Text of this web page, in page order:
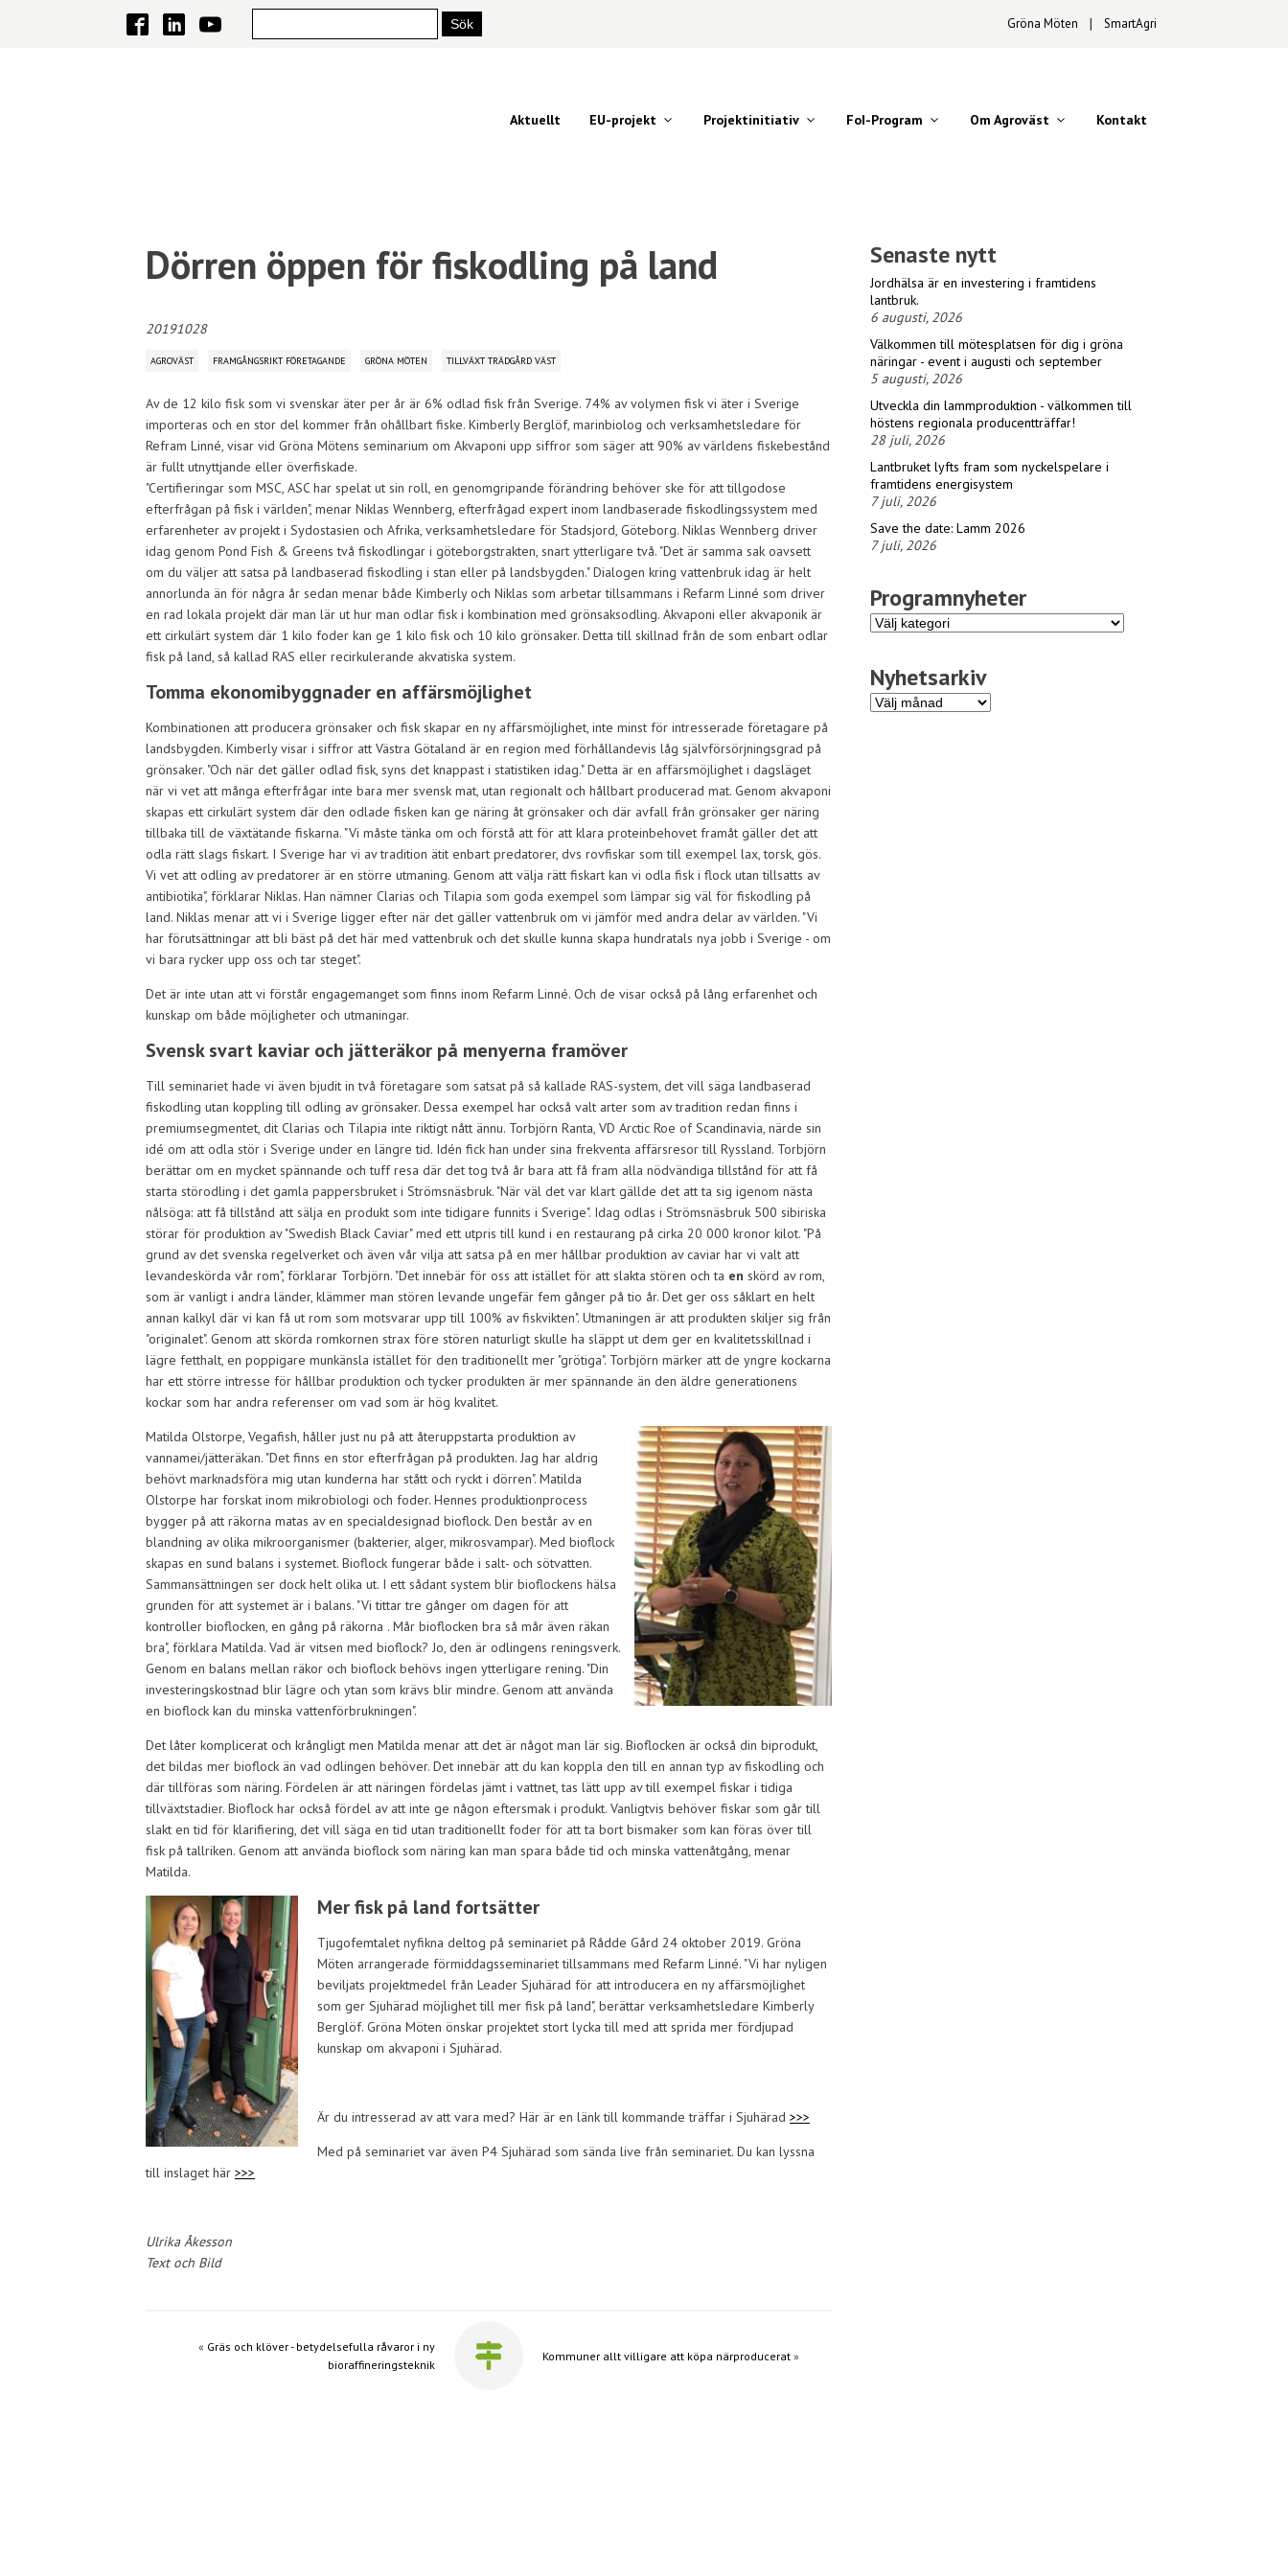
Gröna Möten ∣ SmartAgri
Aktuellt EU-projekt Projektinitiativ FoI-Program Om Agroväst Kontakt
Dörren öppen för fiskodling på land
20191028
AGROVÄST FRAMGÅNGSRIKT FÖRETAGANDE GRÖNA MÖTEN TILLVÄXT TRÄDGÅRD VÄST
Av de 12 kilo fisk som vi svenskar äter per år är 6% odlad fisk från Sverige. 74% av volymen fisk vi äter i Sverige
importeras och en stor del kommer från ohållbart fiske. Kimberly Berglöf, marinbiolog och verksamhetsledare för
Refram Linné, visar vid Gröna Mötens seminarium om Akvaponi upp siffror som säger att 90% av världens fiskebestånd
är fullt utnyttjande eller överfiskade.
"Certifieringar som MSC, ASC har spelat ut sin roll, en genomgripande förändring behöver ske för att tillgodose
efterfrågan på fisk i världen", menar Niklas Wennberg, efterfrågad expert inom landbaserade fiskodlingssystem med
erfarenheter av projekt i Sydostasien och Afrika, verksamhetsledare för Stadsjord, Göteborg. Niklas Wennberg driver
idag genom Pond Fish & Greens två fiskodlingar i göteborgstrakten, snart ytterligare två. "Det är samma sak oavsett
om du väljer att satsa på landbaserad fiskodling i stan eller på landsbygden." Dialogen kring vattenbruk idag är helt
annorlunda än för några år sedan menar både Kimberly och Niklas som arbetar tillsammans i Refarm Linné som driver
en rad lokala projekt där man lär ut hur man odlar fisk i kombination med grönsaksodling. Akvaponi eller akvaponik är
ett cirkulärt system där 1 kilo foder kan ge 1 kilo fisk och 10 kilo grönsaker. Detta till skillnad från de som enbart odlar
fisk på land, så kallad RAS eller recirkulerande akvatiska system.
Tomma ekonomibyggnader en affärsmöjlighet
Kombinationen att producera grönsaker och fisk skapar en ny affärsmöjlighet, inte minst för intresserade företagare på
landsbygden. Kimberly visar i siffror att Västra Götaland är en region med förhållandevis låg självförsörjningsgrad på
grönsaker. "Och när det gäller odlad fisk, syns det knappast i statistiken idag." Detta är en affärsmöjlighet i dagsläget
när vi vet att många efterfrågar inte bara mer svensk mat, utan regionalt och hållbart producerad mat. Genom akvaponi
skapas ett cirkulärt system där den odlade fisken kan ge näring åt grönsaker och där avfall från grönsaker ger näring
tillbaka till de växtätande fiskarna. "Vi måste tänka om och förstå att för att klara proteinbehovet framåt gäller det att
odla rätt slags fiskart. I Sverige har vi av tradition ätit enbart predatorer, dvs rovfiskar som till exempel lax, torsk, gös.
Vi vet att odling av predatorer är en större utmaning. Genom att välja rätt fiskart kan vi odla fisk i flock utan tillsatts av
antibiotika", förklarar Niklas. Han nämner Clarias och Tilapia som goda exempel som lämpar sig väl för fiskodling på
land. Niklas menar att vi i Sverige ligger efter när det gäller vattenbruk om vi jämför med andra delar av världen. "Vi
har förutsättningar att bli bäst på det här med vattenbruk och det skulle kunna skapa hundratals nya jobb i Sverige - om
vi bara rycker upp oss och tar steget".
Det är inte utan att vi förstår engagemanget som finns inom Refarm Linné. Och de visar också på lång erfarenhet och
kunskap om både möjligheter och utmaningar.
Svensk svart kaviar och jätteräkor på menyerna framöver
Till seminariet hade vi även bjudit in två företagare som satsat på så kallade RAS-system, det vill säga landbaserad
fiskodling utan koppling till odling av grönsaker. Dessa exempel har också valt arter som av tradition redan finns i
premiumsegmentet, dit Clarias och Tilapia inte riktigt nått ännu. Torbjörn Ranta, VD Arctic Roe of Scandinavia, närde sin
idé om att odla stör i Sverige under en längre tid. Idén fick han under sina frekventa affärsresor till Ryssland. Torbjörn
berättar om en mycket spännande och tuff resa där det tog två år bara att få fram alla nödvändiga tillstånd för att få
starta störodling i det gamla pappersbruket i Strömsnäsbruk. "När väl det var klart gällde det att ta sig igenom nästa
nålsöga: att få tillstånd att sälja en produkt som inte tidigare funnits i Sverige". Idag odlas i Strömsnäsbruk 500 sibiriska
störar för produktion av "Swedish Black Caviar" med ett utpris till kund i en restaurang på cirka 20 000 kronor kilot. "På
grund av det svenska regelverket och även vår vilja att satsa på en mer hållbar produktion av caviar har vi valt att
levandeskörda vår rom", förklarar Torbjörn. "Det innebär för oss att istället för att slakta stören och ta en skörd av rom,
som är vanligt i andra länder, klämmer man stören levande ungefär fem gånger på tio år. Det ger oss såklart en helt
annan kalkyl där vi kan få ut rom som motsvarar upp till 100% av fiskvikten". Utmaningen är att produkten skiljer sig från
"originalet". Genom att skörda romkornen strax före stören naturligt skulle ha släppt ut dem ger en kvalitetsskillnad i
lägre fetthalt, en poppigare munkänsla istället för den traditionellt mer "grötiga". Torbjörn märker att de yngre kockarna
har ett större intresse för hållbar produktion och tycker produkten är mer spännande än den äldre generationens
kockar som har andra referenser om vad som är hög kvalitet.
Matilda Olstorpe, Vegafish, håller just nu på att återuppstarta produktion av
vannamei/jätteräkan. "Det finns en stor efterfrågan på produkten. Jag har aldrig
behövt marknadsföra mig utan kunderna har stått och ryckt i dörren". Matilda
Olstorpe har forskat inom mikrobiologi och foder. Hennes produktionprocess
bygger på att räkorna matas av en specialdesignad bioflock. Den består av en
blandning av olika mikroorganismer (bakterier, alger, mikrosvampar). Med bioflock
skapas en sund balans i systemet. Bioflock fungerar både i salt- och sötvatten.
Sammansättningen ser dock helt olika ut. I ett sådant system blir bioflockens hälsa
grunden för att systemet är i balans. "Vi tittar tre gånger om dagen för att
kontroller bioflocken, en gång på räkorna . Mår bioflocken bra så mår även räkan
bra", förklara Matilda. Vad är vitsen med bioflock? Jo, den är odlingens reningsverk.
Genom en balans mellan räkor och bioflock behövs ingen ytterligare rening. "Din
investeringskostnad blir lägre och ytan som krävs blir mindre. Genom att använda
en bioflock kan du minska vattenförbrukningen".
Det låter komplicerat och krångligt men Matilda menar att det är något man lär sig. Bioflocken är också din biprodukt,
det bildas mer bioflock än vad odlingen behöver. Det innebär att du kan koppla den till en annan typ av fiskodling och
där tillföras som näring. Fördelen är att näringen fördelas jämt i vattnet, tas lätt upp av till exempel fiskar i tidiga
tillväxtstadier. Bioflock har också fördel av att inte ge någon eftersmak i produkt. Vanligtvis behöver fiskar som går till
slakt en tid för klarifiering, det vill säga en tid utan traditionellt foder för att ta bort bismaker som kan föras över till
fisk på tallriken. Genom att använda bioflock som näring kan man spara både tid och minska vattenåtgång, menar
Matilda.
Mer fisk på land fortsätter
Tjugofemtalet nyfikna deltog på seminariet på Rådde Gård 24 oktober 2019. Gröna
Möten arrangerade förmiddagsseminariet tillsammans med Refarm Linné. "Vi har nyligen
beviljats projektmedel från Leader Sjuhärad för att introducera en ny affärsmöjlighet
som ger Sjuhärad möjlighet till mer fisk på land", berättar verksamhetsledare Kimberly
Berglöf. Gröna Möten önskar projektet stort lycka till med att sprida mer fördjupad
kunskap om akvaponi i Sjuhärad.
Är du intresserad av att vara med? Här är en länk till kommande träffar i Sjuhärad >>>
Med på seminariet var även P4 Sjuhärad som sända live från seminariet. Du kan lyssna
till inslaget här >>>
Ulrika Åkesson
Text och Bild
« Gräs och klöver - betydelsefulla råvaror i ny
bioraffineringsteknik
Kommuner allt villigare att köpa närproducerat »
Senaste nytt
Jordhälsa är en investering i framtidens
lantbruk.
6 augusti, 2026
Välkommen till mötesplatsen för dig i gröna
näringar - event i augusti och september
5 augusti, 2026
Utveckla din lammproduktion - välkommen till
höstens regionala producentträffar!
28 juli, 2026
Lantbruket lyfts fram som nyckelspelare i
framtidens energisystem
7 juli, 2026
Save the date: Lamm 2026
7 juli, 2026
Programnyheter
Programnyheter
Nyhetsarkiv
Nyhetsarkiv